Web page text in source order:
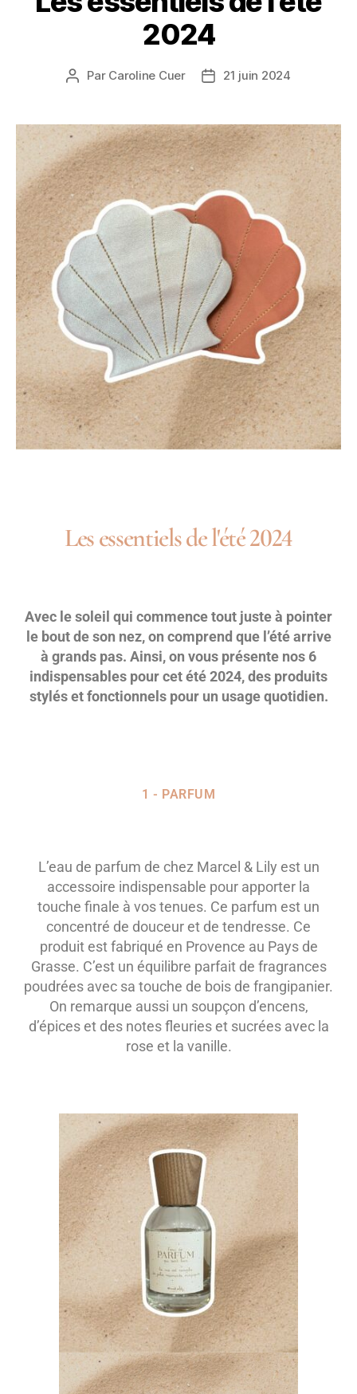
2024
Par Caroline Cuer 21 juin 2024
Les essentiels de l'été 2024
Avec le soleil qui commence tout juste à pointer
le bout de son nez, on comprend que l’été arrive
à grands pas. Ainsi, on vous présente nos 6
indispensables pour cet été 2024, des produits
stylés et fonctionnels pour un usage quotidien.
1 - PARFUM
L’eau de parfum de chez Marcel & Lily est un
accessoire indispensable pour apporter la
touche finale à vos tenues. Ce parfum est un
concentré de douceur et de tendresse. Ce
produit est fabriqué en Provence au Pays de
Grasse. C’est un équilibre parfait de fragrances
poudrées avec sa touche de bois de frangipanier.
On remarque aussi un soupçon d’encens,
d’épices et des notes fleuries et sucrées avec la
rose et la vanille.